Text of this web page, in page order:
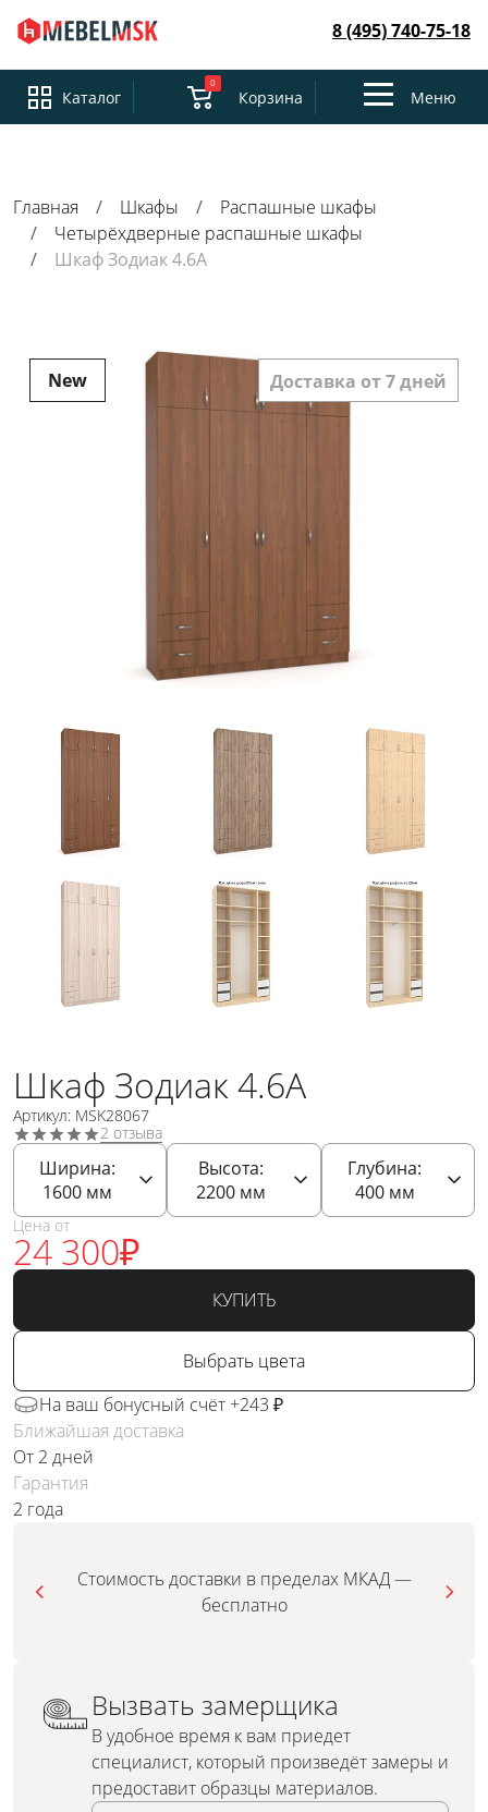
8 (495) 740-75-18
Каталог
0
Корзина
ToggleМеню
Главная Шкафы
Распашные шкафы
Четырёхдверные распашные шкафы
Шкаф Зодиак 4.6А
New Доставка от 7 дней
Шкаф Зодиак 4.6А
Артикул: MSK28067
2 отзыва
Ширина:
1600мм
Высота:
2200мм
Глубина:
400мм
Цена от
24 300₽
КУПИТЬ
Выбрать цвета
На ваш бонусный счёт +243 ₽
Ближайшая доставка
От 2 дней
Гарантия
2 года
Стоимость доставки в пределах МКАД —
бесплатно
Вызвать замерщика
В удобное время к вам приедет
специалист, который произведёт замеры и
предоставит образцы материалов.